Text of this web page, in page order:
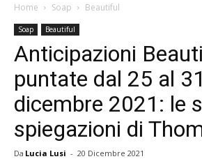
Home Soap Beautiful
Soap Beautiful
Anticipazioni
puntate dal 25 al 31
dicembre 2021: le
spiegazioni di
Da Lucia Lusi - 20 Dicembre 2021